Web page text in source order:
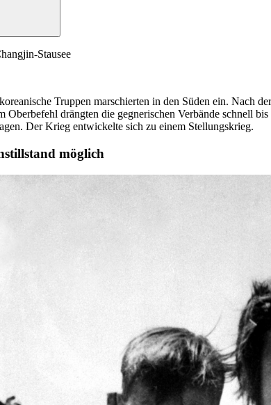
Stausee
Truppen marschierten in den Süden ein. Nach
Oberbefehl drängten die gegnerischen Verbände schnell bis
Der Krieg entwickelte sich zu einem Stellungskrieg.
möglich